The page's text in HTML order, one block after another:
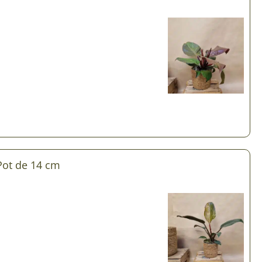
Plantes d’intérieur dépolluantes
de 14 cm